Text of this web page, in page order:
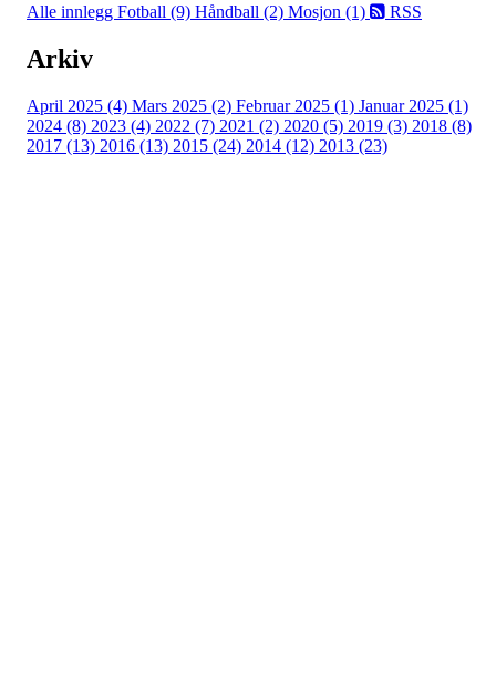
Alle innlegg Fotball (9) Håndball (2) Mosjon (1) RSS
Arkiv
April 2025 (4) Mars 2025 (2) Februar 2025 (1) Januar 2025 (1)
2024 (8) 2023 (4) 2022 (7) 2021 (2) 2020 (5) 2019 (3) 2018 (8)
2017 (13) 2016 (13) 2015 (24) 2014 (12) 2013 (23)